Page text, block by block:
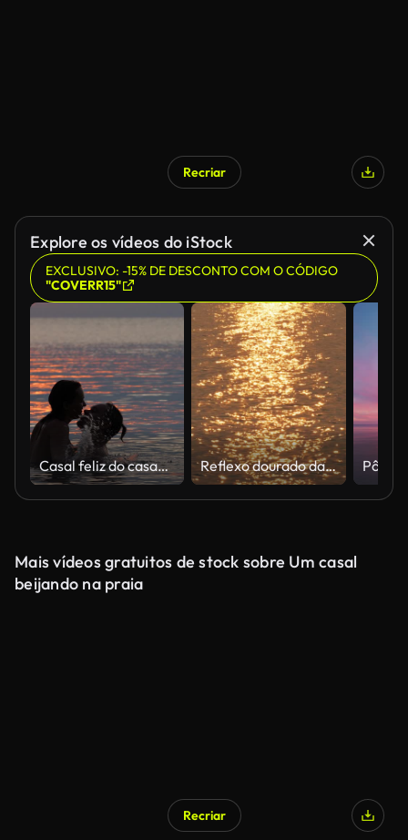
Gerado por IA
Recriar
Explore os vídeos do iStock
EXCLUSIVO: -15% DE DESCONTO COM O CÓDIGO
"COVERR15"
Casal feliz do casamento se abraçando e beijando Reflexo dourado da água Brilhando durante o pôr do sol, belo conceito de cena da natureza.
Mais vídeos gratuitos de stock sobre Um casal
beijando na praia
Recriar